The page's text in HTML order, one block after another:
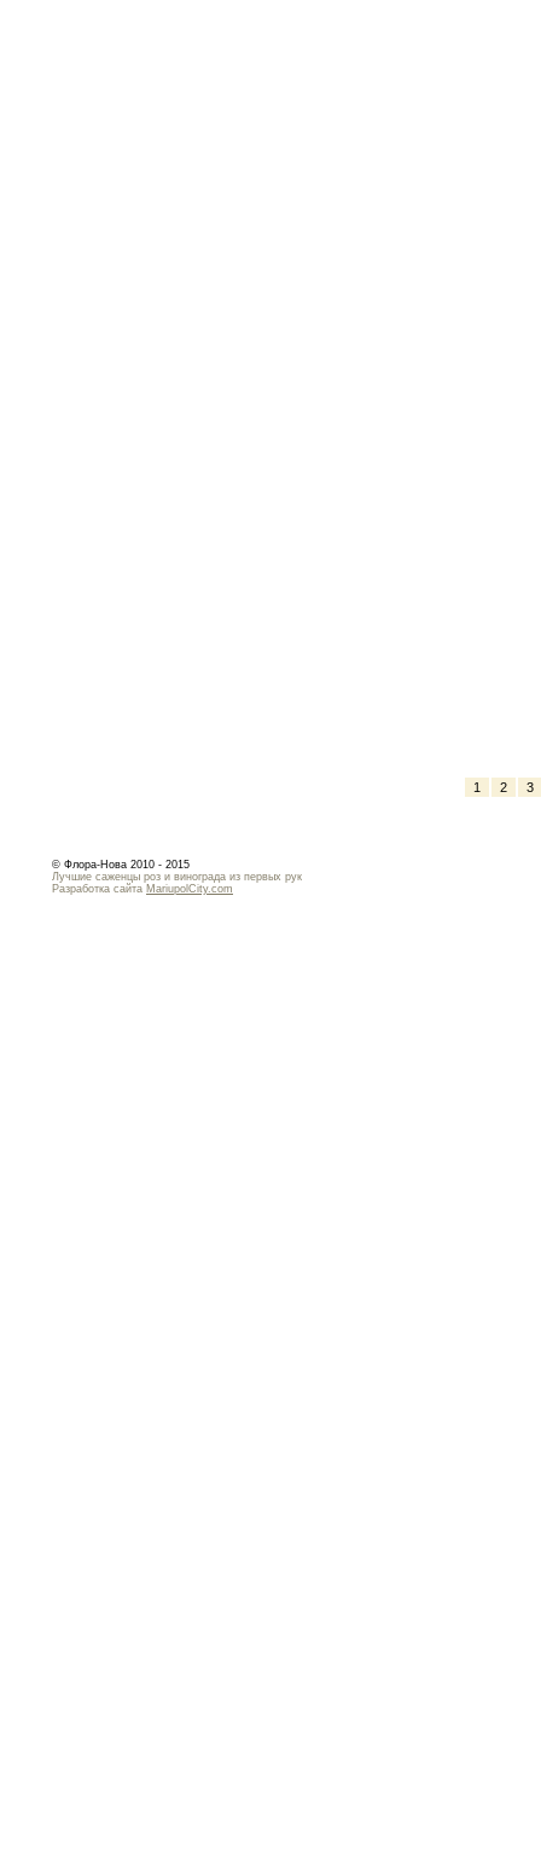
1 2 3
© Флора-Нова 2010 - 2015
Лучшие саженцы роз и винограда из первых рук
Разработка сайта MariupolCity.com